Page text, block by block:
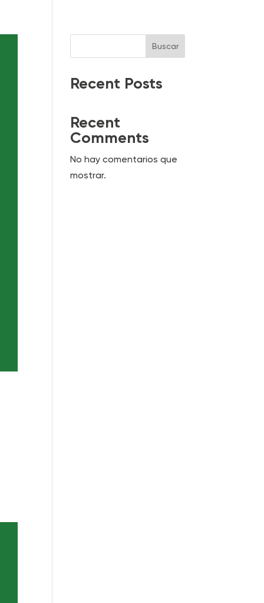
Buscar
Recent Posts
Recent
Comments
No hay comentarios que
mostrar.